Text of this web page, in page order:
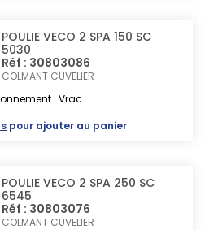
POULIE VECO 2 SPA 150 SC
5030
Réf : 30803086
COLMANT CUVELIER
: Vrac
pour ajouter au panier
POULIE VECO 2 SPA 250 SC
6545
Réf : 30803076
COLMANT CUVELIER